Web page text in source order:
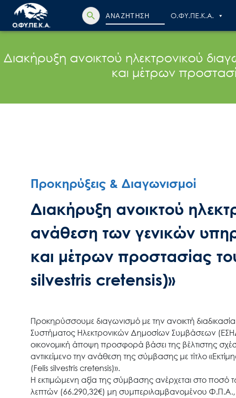
Search
for:
Search Button
Ο.ΦΥ.ΠΕ.Κ.Α.
Διακήρυξη ανοικτού ηλεκτρονικού
και μέτρων
Προκηρύξεις & Διαγωνισμοί
Διακήρυξη ανοικτού
ανάθεση των γενικών
και μέτρων προστασίας
silvestris cretensis)»
Προκηρύσσουμε διαγωνισμό με την ανοικτή
Συστήματος Ηλεκτρονικών Δημοσίων Συμβάσεων
οικονομική άποψη προσφορά βάσει της βέλτιστης
αντικείμενο την ανάθεση της σύμβασης με τίτλο
(Felis silvestris cretensis)».
Η εκτιμώμενη αξία της σύμβασης ανέρχεται στο ποσό
λεπτών (66.290,32€) μη συμπεριλαμβανομένου Φ.Π.Α.,